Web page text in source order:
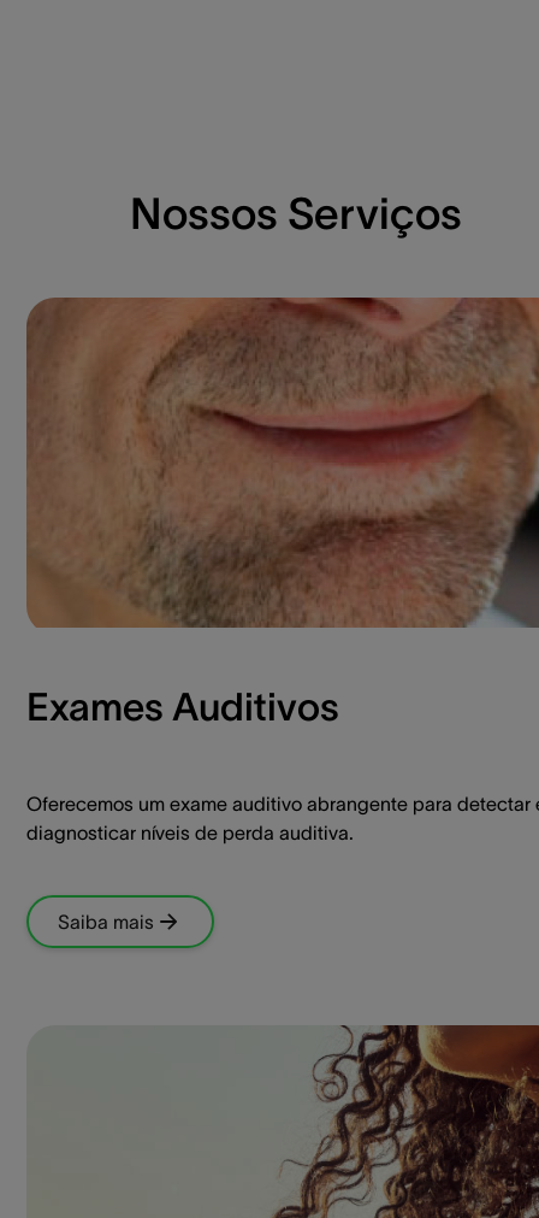
Nossos Serviços
Exames Auditivos
Oferecemos um exame auditivo abrangente para detectar
diagnosticar níveis de perda auditiva.
Saiba mais